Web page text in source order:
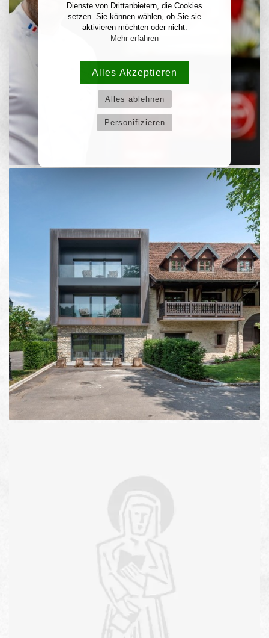
Dienste von Drittanbietern, die Cookies
setzen. Sie können wählen, ob Sie sie
aktivieren möchten oder nicht.
Mehr erfahren
Alles Akzeptieren
Alles ablehnen
Personifizieren